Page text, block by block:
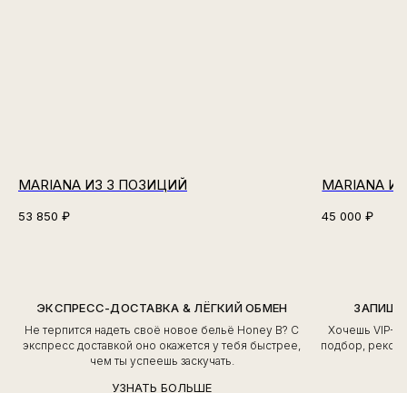
MARIANA ИЗ 3 ПОЗИЦИЙ
53 850 ₽
MARIANA
45 000 ₽
ЭКСПРЕСС-ДОСТАВКА & ЛЁГКИЙ ОБМЕН
Не терпится надеть своё новое бельё Honey B? С
экспресс доставкой оно окажется у тебя быстрее,
чем ты успеешь заскучать.
УЗНАТЬ БОЛЬШЕ
Хочешь VIP-
подбор,